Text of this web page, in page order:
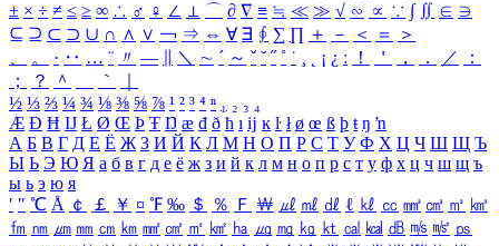
± × ÷ ≠ ≤ ≥ ∞ ∴ ♂ ♀ ∠ ⊥ ⌒ ∂ ∇ ≡ ≒ ≪ ≫ √ ∽ ∝ ∵ ∫ ∬ ∈ ∋
⊆ ⊇ ⊂ ⊃ ∪ ∩ ∧ ∨ ￢ ⇒ ⇔ ∀ ∃ ∮ ∑ ∏ ＋ － ＜ ＝
＞
、
。 · ‥ … ¨ 〃 ― ＼ ∼ ´ ～ ˇ ˘ ˝ ˚ ˙ ¸ ¡ ¿ ː ！ ＇ ， ． ／
：
；
？ ＾ ｀
½ ⅓ ⅔ ¼ ¾ ⅛ ⅜ ⅝ ⅞ ¹ ² ³ ⁴ ⁿ ₁ ₂ ₃ ₄
Æ Ð Ħ Ĳ Ł Ø Œ Þ Ŧ Ŋ æ đ ð ħ ı ĳ ĸ ŀ ł ø œ ß þ ŧ ŋ ŉ
А Б В Г Д Е Ё Ж З И Й К Л М Н О П Р С Т У Ф Х Ц Ч Ш Щ Ъ
Ы Ь Э Ю Я а б в г д е ё ж з и й к л м н о п р с т у ф х ц ч ш щ ъ
ы ь э ю я
′ ″ ℃ Å ￠ ￡ ￥ ¤ ℉ ‰ ＄ ％ Ｆ ￦ ㎕ ㎖ ㎗ ℓ ㎘ ㏄ ㎣ ㎤ ㎥ ㎦
㎙ ㎚ ㎛ ㎜ ㎝ ㎞ ㎟ ㎠ ㎡ ㎢ ㏊ ㎍ ㎎ ㎏ ㏏ ㎈ ㎉ ㏈ ㎧ ㎨ ㎰